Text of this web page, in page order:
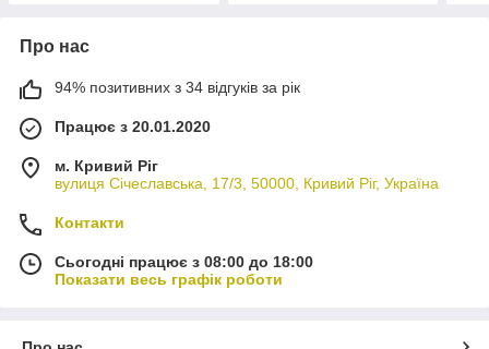
Про нас
94% позитивних з 34 відгуків за рік
Працює з 20.01.2020
м. Кривий Ріг
вулиця Січеславська, 17/3, 50000, Кривий Ріг, Україна
Контакти
Сьогодні працює з 08:00 до 18:00
Показати весь графік роботи